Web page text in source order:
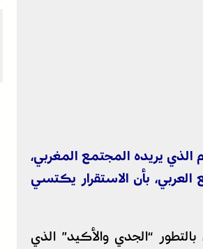
الذي يريده المجتمع المغربي،
بأن الاستقرار يكتسي
“الجدي والأكيد” الذي